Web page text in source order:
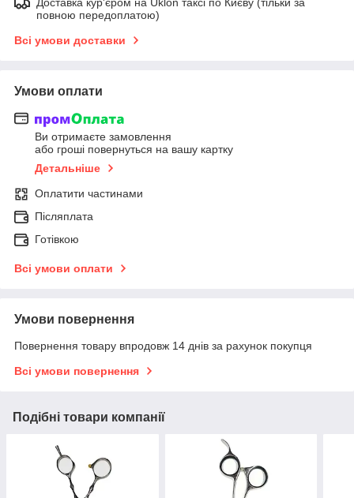
повною передоплатою)
Всі умови доставки
Умови оплати
Ви отримаєте замовлення
або гроші повернуться на вашу картку
Детальніше
Оплатити частинами
Післяплата
Готівкою
Всі умови оплати
Умови повернення
Повернення товару впродовж 14 днів за рахунок покупця
Всі умови повернення
Подібні товари компанії